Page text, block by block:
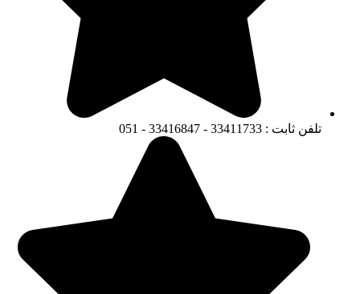
تلفن ثابت : 33411733 - 33416847 - 051